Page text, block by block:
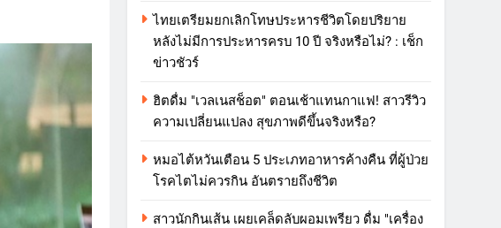
ไทยเตรียมยกเลิกโทษประหารชีวิตโดยปริยาย
หลังไม่มีการประหารครบ 10 ปี จริงหรือไม่? : เช็ก
ข่าวชัวร์
ฮิตดื่ม "เวลเนสช็อต" ตอนเช้าแทนกาแฟ! สาวรีวิว
ความเปลี่ยนแปลง สุขภาพดีขึ้นจริงหรือ?
หมอไต้หวันเตือน 5 ประเภทอาหารค้างคืน ที่ผู้ป่วย
โรคไตไม่ควรกิน อันตรายถึงชีวิต
สาวนักกินเส้น เผยเคล็ดลับผอมเพรียว ดื่ม "เครื่อง